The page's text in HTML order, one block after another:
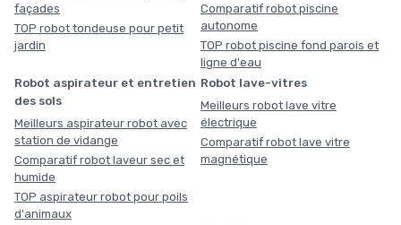
façades
TOP robot tondeuse pour petit
jardin
Comparatif robot piscine
autonome
TOP robot piscine fond parois et
ligne d'eau
Robot aspirateur et entretien
des sols
Meilleurs aspirateur robot avec
station de vidange
Comparatif robot laveur sec et
humide
TOP aspirateur robot pour poils
d'animaux
Robot lave-vitres
Meilleurs robot lave vitre
électrique
Comparatif robot lave vitre
magnétique